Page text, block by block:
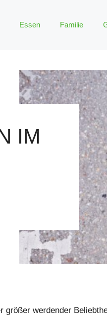
Essen Familie
IM
größer werdender